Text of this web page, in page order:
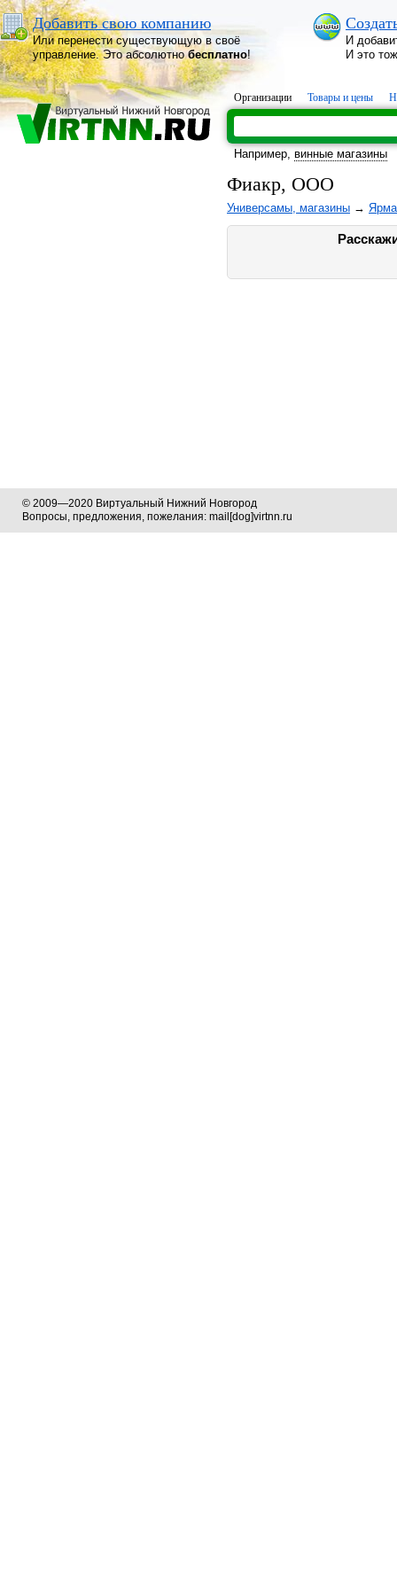
Добавить свою компанию
Или перенести существующую в своё
управление. Это абсолютнобесплатно!
И
И это
Организации Товары и цены
Например, винные магазины
Фиакр, ООО
Универсамы, магазины →
© 2009—2020 Виртуальный Нижний Новгород
Вопросы, предложения, пожелания: mail[dog]virtnn.ru